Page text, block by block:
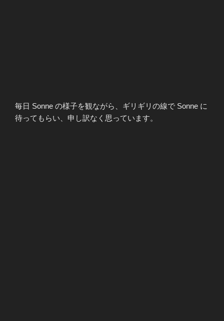
毎日 Sonne の様子を観ながら、ギリギリの線で Sonne に
待ってもらい、申し訳なく思っています。